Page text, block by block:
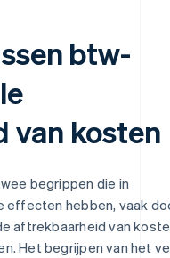
btw-
van kosten
begrippen die in
effecten hebben, vaak
aftrekbaarheid van
Het begrijpen van het